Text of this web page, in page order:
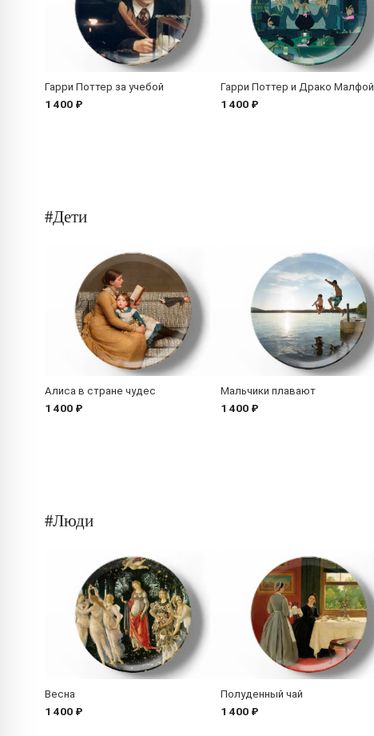
Гарри Поттер за учебой
1 400 ₽
Гарри Поттер и Драко Малфой
1 400 ₽
#Дети
Алиса в стране чудес
1 400 ₽
Мальчики плавают
1 400 ₽
#Люди
Весна
1 400 ₽
Полуденный чай
1 400 ₽